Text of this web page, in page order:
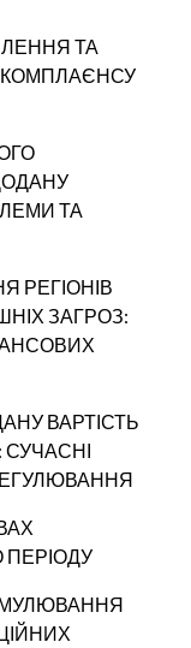
ТА
КОМПЛАЄНСУ
ТА
РЕГІОНІВ
ЗАГРОЗ:
ВАРТІСТЬ